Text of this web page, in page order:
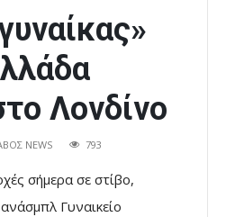
Λονδίνο
NEWS 793
σήμερα σε στίβο,
Γυναικείο